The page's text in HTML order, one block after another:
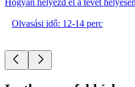
Olvasási idő: 12-14 perc